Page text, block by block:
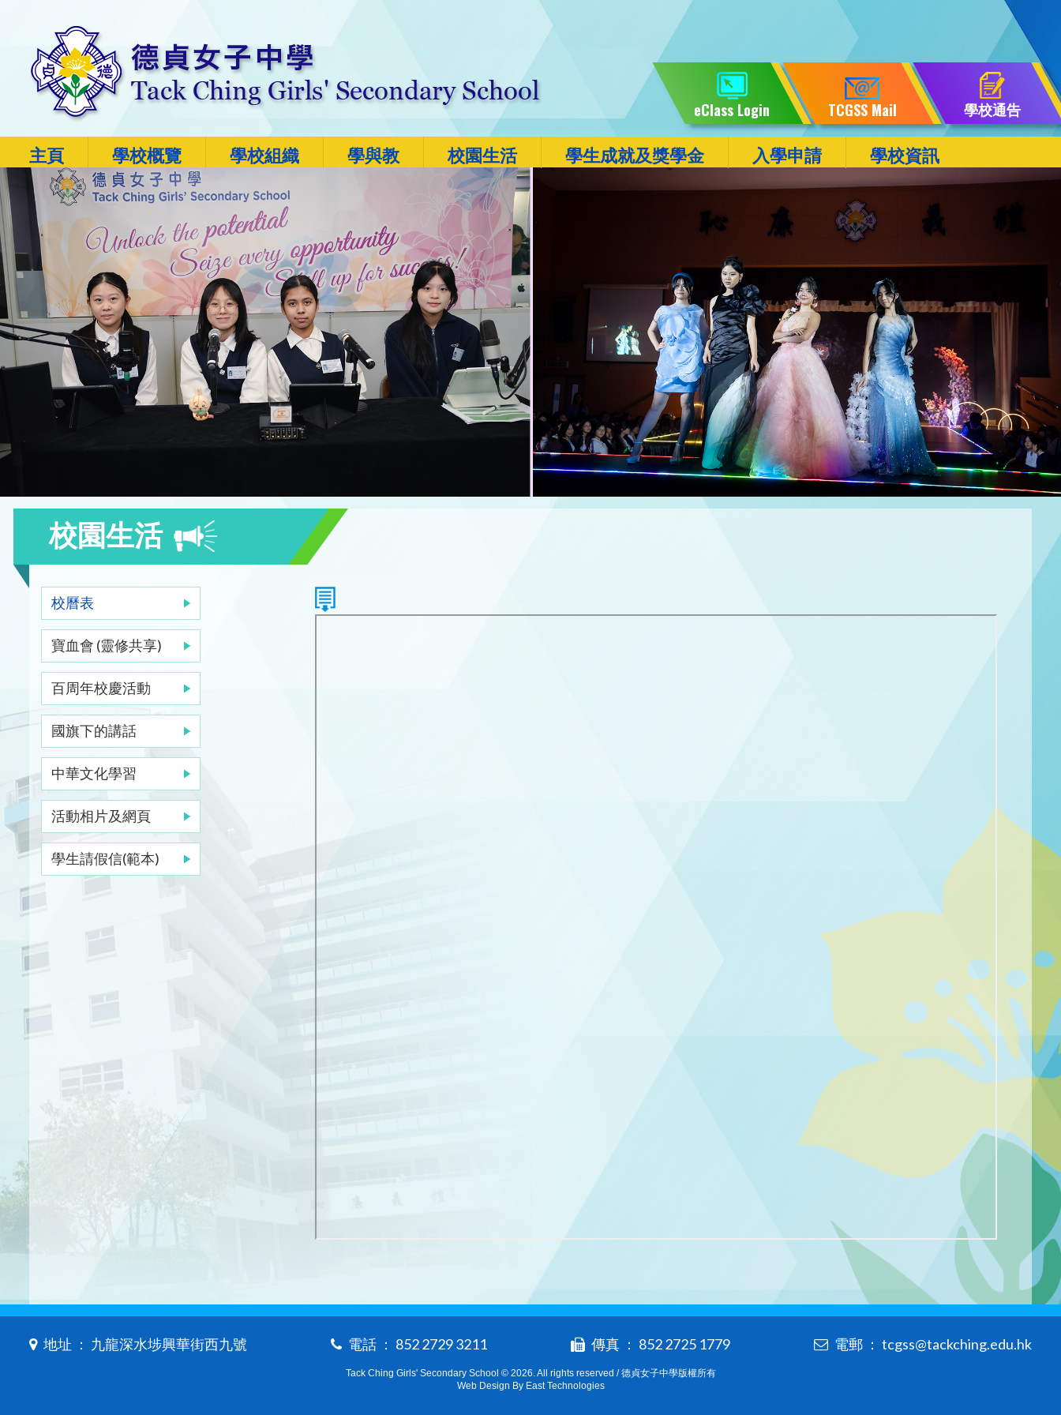
主頁 學校概覽 學校組織 學與教 校園生活 學生成就及獎學金 入學申請 學校資訊
eClass Login TCGSS Mail 學校通告
校園生活
校曆表
寶血會 (靈修共享)
百周年校慶活動
國旗下的講話
中華文化學習
活動相片及網頁
學生請假信(範本)
地址 ： 九龍深水埗興華街西九號 電話 ： 852 2729 3211 傳真 ： 852 2725 1779 電郵 ： tcgss@tackching.edu.hk
Tack Ching Girls' Secondary School © 2026. All rights reserved / 德貞女子中學版權所有
Web Design By East Technologies